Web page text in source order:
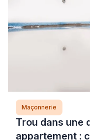
Maçonnerie
Trou dans une
appartement :